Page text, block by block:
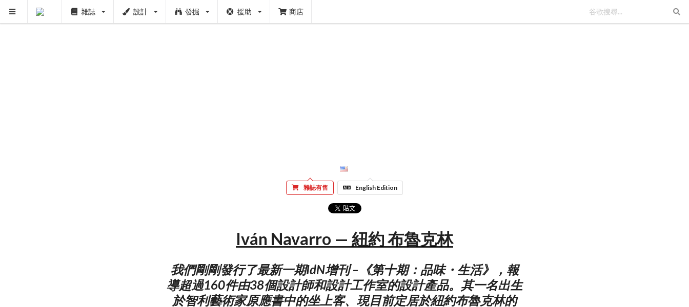
雜誌 設計 發掘 援助 商店
雜誌有售 English Edition
Iván Navarro — 紐約 布魯克林
我們剛剛發行了最新一期IdN增刊 –《第十期：品味・生活》，報
導超過160件由38個設計師和設計工作室的設計產品。其一名出生
於智利藝術家原應書中的坐上客、現目前定居於紐約布魯克林的